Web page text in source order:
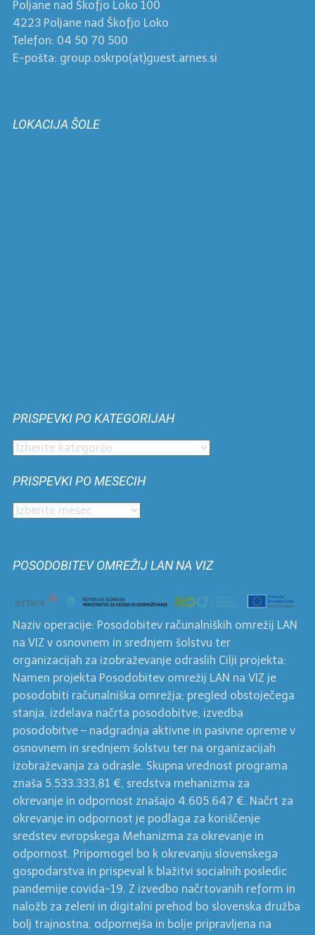
Poljane nad Škofjo Loko 100
4223 Poljane nad Škofjo Loko
Telefon: 04 50 70 500
E-pošta: group.oskrpo(at)guest.arnes.si
LOKACIJA ŠOLE
PRISPEVKI PO KATEGORIJAH
Prispevki
kategorijah
PRISPEVKI PO MESECIH
Prispevki
POSODOBITEV OMREŽIJ LAN NA VIZ
Naziv operacije: Posodobitev računalniških omrežij LAN
na VIZ v osnovnem in srednjem šolstvu ter
organizacijah za izobraževanje odraslih Cilji projekta:
Namen projekta Posodobitev omrežij LAN na VIZ je
posodobiti računalniška omrežja; pregled obstoječega
stanja, izdelava načrta posodobitve, izvedba
posodobitve – nadgradnja aktivne in pasivne opreme v
osnovnem in srednjem šolstvu ter na organizacijah
izobraževanja za odrasle. Skupna vrednost programa
znaša 5.533.333,81 €, sredstva mehanizma za
okrevanje in odpornost znašajo 4.605.647 €. Načrt za
okrevanje in odpornost je podlaga za koriščenje
sredstev evropskega Mehanizma za okrevanje in
odpornost. Pripomogel bo k okrevanju slovenskega
gospodarstva in prispeval k blažitvi socialnih posledic
pandemije covida-19. Z izvedbo načrtovanih reform in
naložb za zeleni in digitalni prehod bo slovenska družba
bolj trajnostna, odpornejša in bolje pripravljena na